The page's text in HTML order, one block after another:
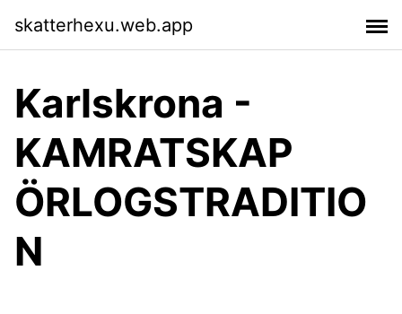
skatterhexu.web.app
Karlskrona -
KAMRATSKAP
ÖRLOGSTRADITIO
N